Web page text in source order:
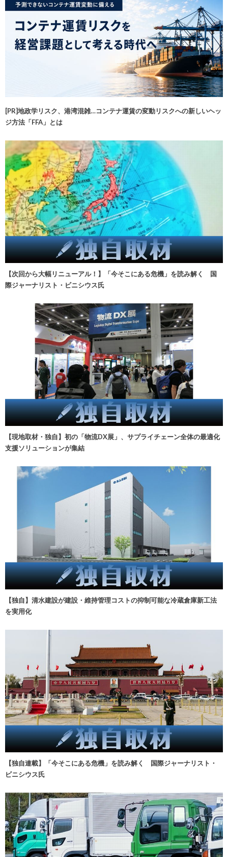
[PR]地政学リスク、港湾混雑…コンテナ運賃の変動リスクへの新しいヘッ
ジ方法「FFA」とは
【次回から大幅リニューアル！】「今そこにある危機」を読み解く 国
際ジャーナリスト・ビニシウス氏
【現地取材・独自】初の「物流DX展」、サプライチェーン全体の最適化
支援ソリューションが集結
【独自】清水建設が建設・維持管理コストの抑制可能な冷蔵倉庫新工法
を実用化
【独自連載】「今そこにある危機」を読み解く 国際ジャーナリスト・
ビニシウス氏